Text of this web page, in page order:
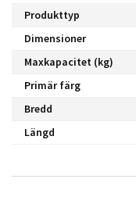
Produkttyp
Dimensioner
Maxkapacitet (kg)
Primär färg
Bredd
Längd